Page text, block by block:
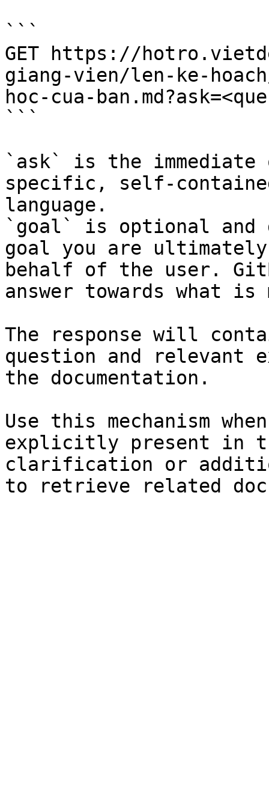
```
GET https://
giang-vien/len-ke-
hoc-cua-
```
`ask` is the
specific, self-
language.
`goal` is optional and
goal you are
behalf of the user.
answer towards what
The response will
question and relevant
the documentation.
Use this mechanism
explicitly present in
clarification or